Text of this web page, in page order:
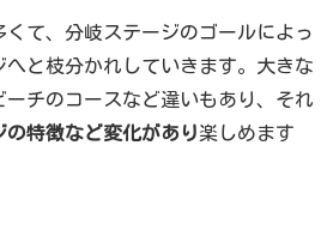
くて、分岐ステージのゴールによっ
へと枝分かれしていきます。大きな
ーチのコースなど違いもあり、それ
の特徴など変化があり楽しめます